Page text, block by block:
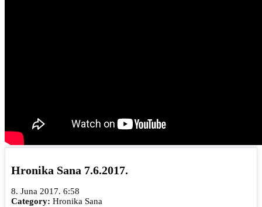
Hronika Sana 7.6.2017.
8. Juna 2017. 6:58
Category: Hronika Sana